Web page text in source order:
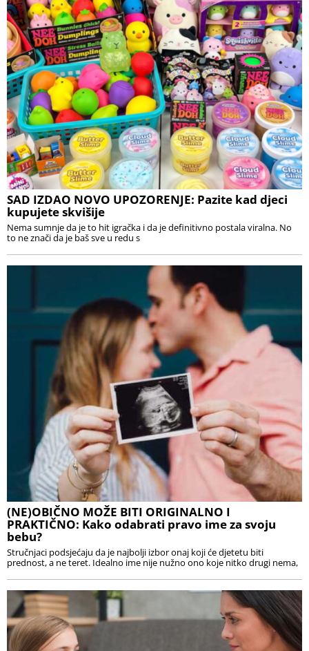
SAD IZDAO NOVO UPOZORENJE: Pazite kad djeci
kupujete skvišije
Nema sumnje da je to hit igračka i da je definitivno postala viralna. No
to ne znači da je baš sve u redu s
(NE)OBIČNO MOŽE BITI ORIGINALNO I
PRAKTIČNO: Kako odabrati pravo ime za svoju
bebu?
Stručnjaci podsjećaju da je najbolji izbor onaj koji će djetetu biti
prednost, a ne teret. Idealno ime nije nužno ono koje nitko drugi nema,